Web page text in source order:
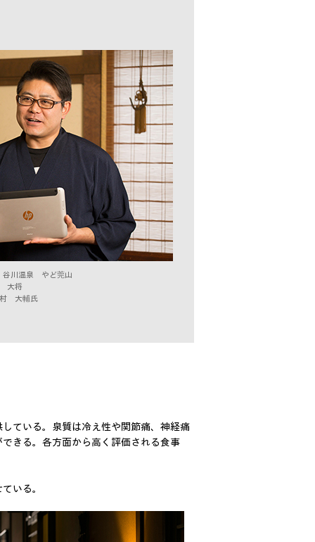
川温泉 やど莞山
大将
大輔氏
ている。泉質は冷え性や関節痛、神経痛
きる。各方面から高く評価される食事
いる。